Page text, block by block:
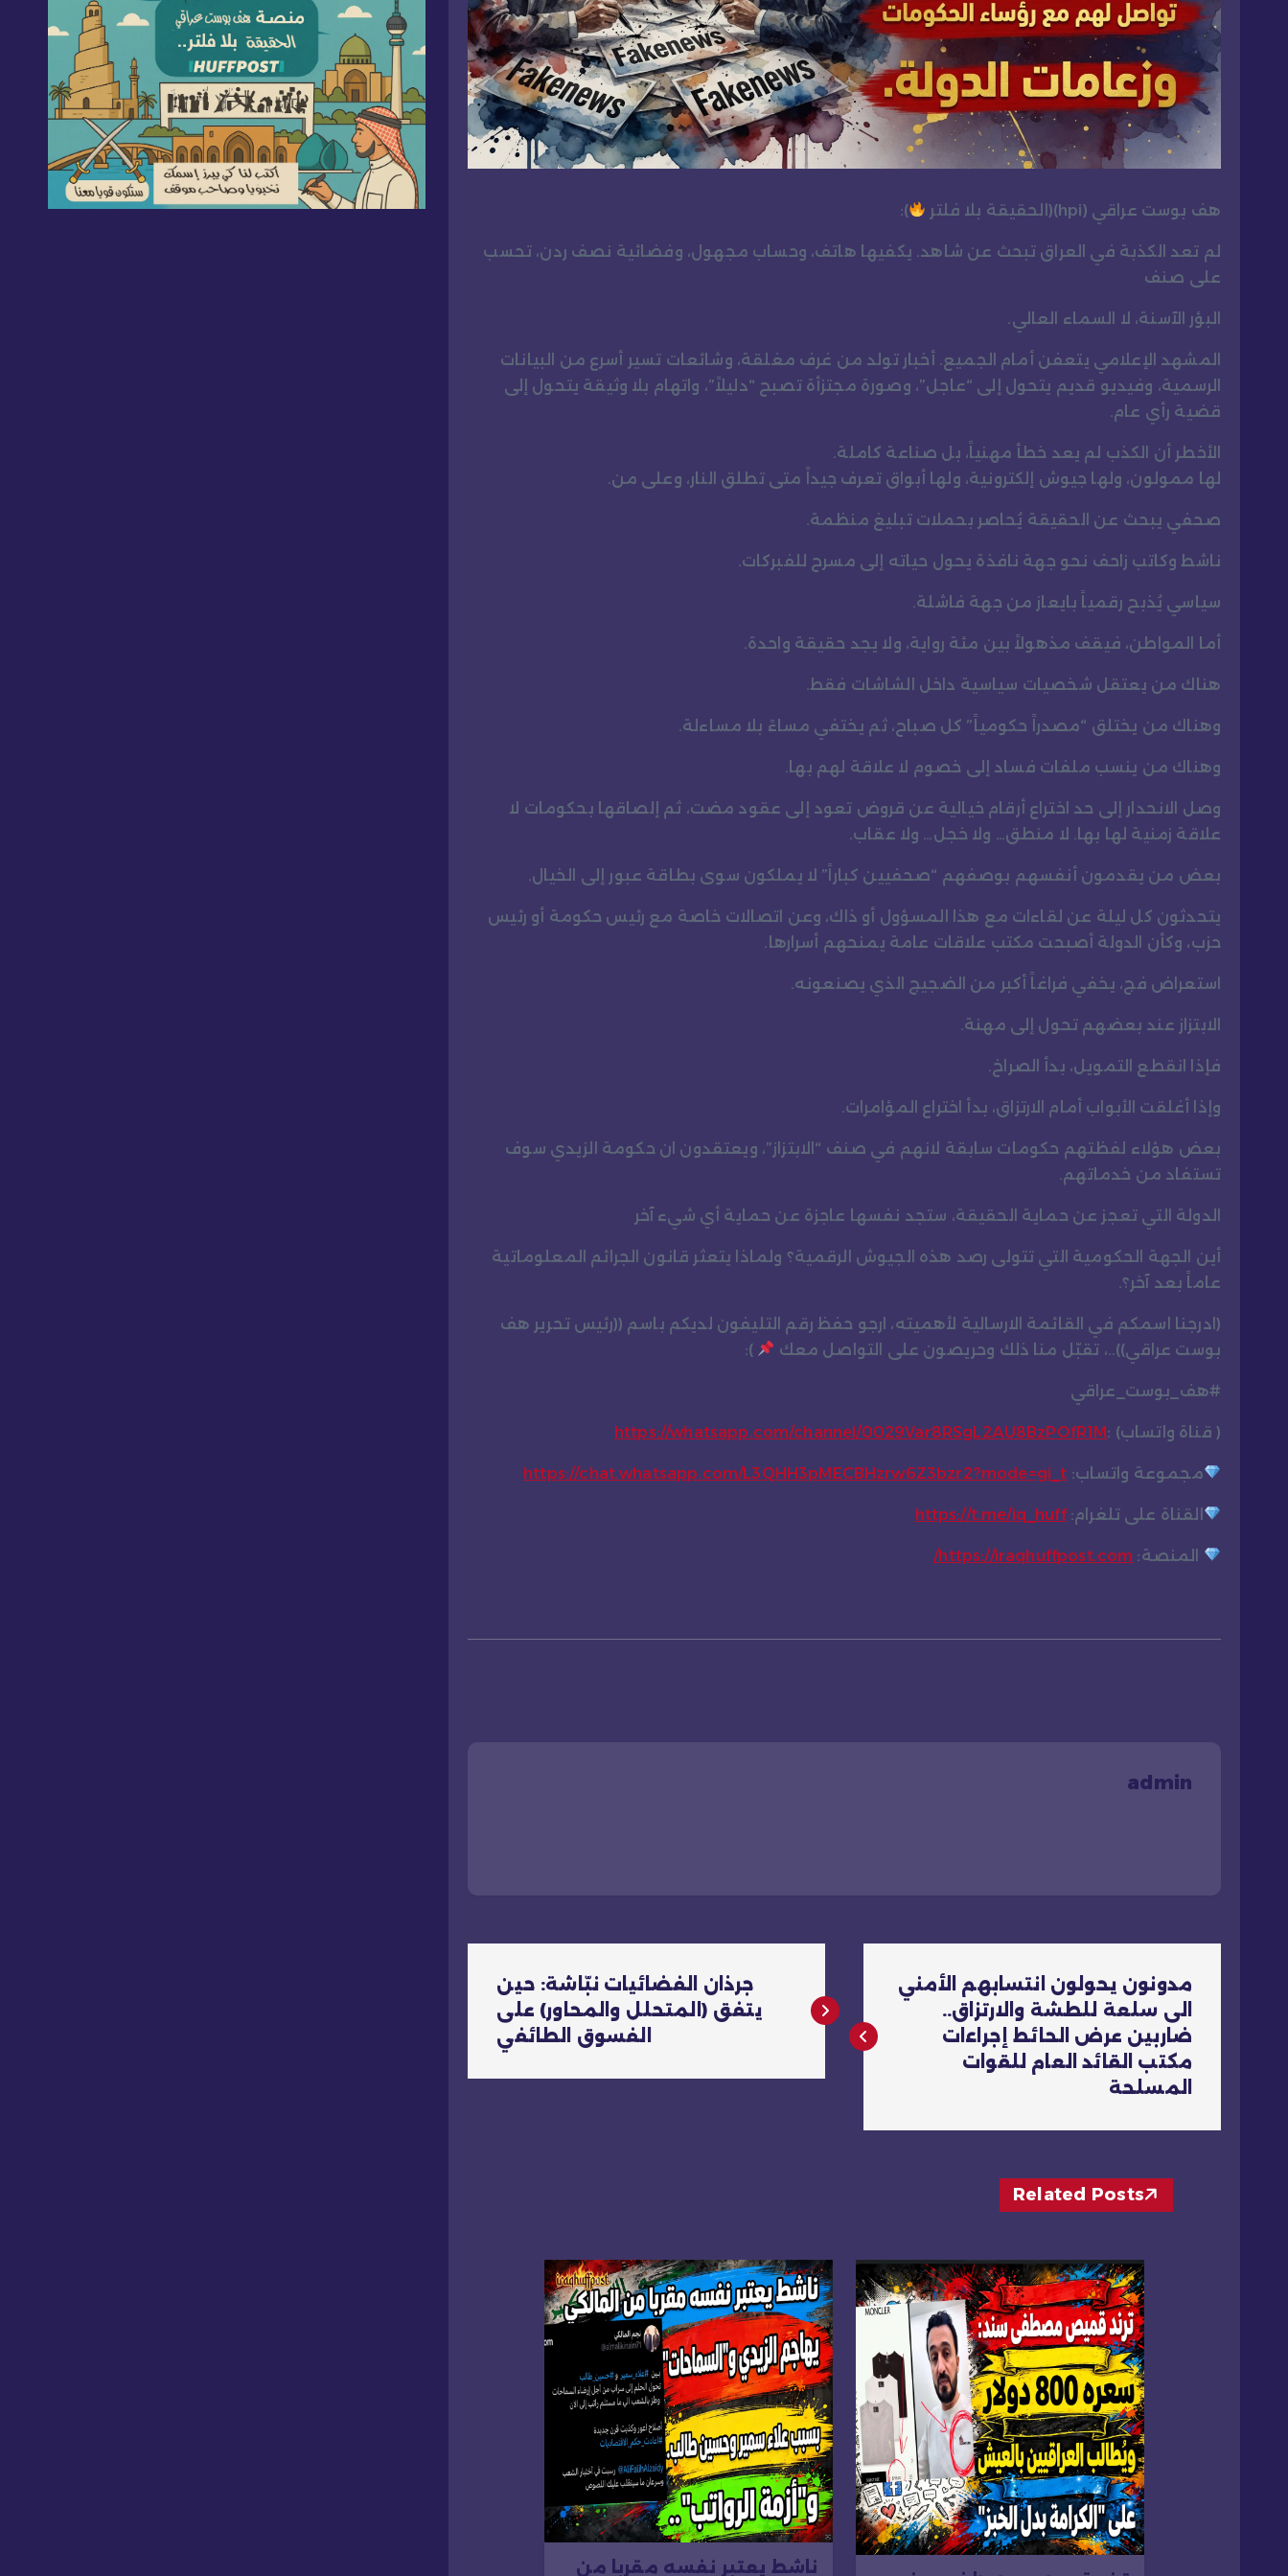
هف بوست عراقي (hpi)(الحقيقة بلا فلتر ):
لم تعد الكذبة في العراق تبحث عن شاهد. يكفيها هاتف، وحساب مجهول، وفضائية نصف ردن، تحسب
على صنف
البؤر الآسنة، لا السماء العالي.
المشهد الإعلامي يتعفن أمام الجميع. أخبار تولد من غرف مغلقة، وشائعات تسير أسرع من البيانات
الرسمية، وفيديو قديم يتحول إلى “عاجل”، وصورة مجتزأة تصبح “دليلاً”، واتهام بلا وثيقة يتحول إلى
قضية رأي عام.
الأخطر أن الكذب لم يعد خطأ مهنياً، بل صناعة كاملة.
لها ممولون، ولها جيوش إلكترونية، ولها أبواق تعرف جيداً متى تطلق النار، وعلى من.
صحفي يبحث عن الحقيقة يُحاصر بحملات تبليغ منظمة.
ناشط وكاتب زاحف نحو جهة نافذة يحول حياته إلى مسرح للفبركات.
سياسي يُذبح رقمياً بايعاز من جهة فاشلة.
أما المواطن، فيقف مذهولاً بين مئة رواية، ولا يجد حقيقة واحدة.
هناك من يعتقل شخصيات سياسية داخل الشاشات فقط.
وهناك من يختلق “مصدراً حكومياً” كل صباح، ثم يختفي مساءً بلا مساءلة.
وهناك من ينسب ملفات فساد إلى خصوم لا علاقة لهم بها.
وصل الانحدار إلى حد اختراع أرقام خيالية عن قروض تعود إلى عقود مضت، ثم إلصاقها بحكومات لا
علاقة زمنية لها بها. لا منطق… ولا خجل… ولا عقاب.
بعض من يقدمون أنفسهم بوصفهم “صحفيين كباراً” لا يملكون سوى بطاقة عبور إلى الخيال.
يتحدثون كل ليلة عن لقاءات مع هذا المسؤول أو ذاك، وعن اتصالات خاصة مع رئيس حكومة أو رئيس
حزب، وكأن الدولة أصبحت مكتب علاقات عامة يمنحهم أسرارها.
استعراض فج، يخفي فراغاً أكبر من الضجيج الذي يصنعونه.
الابتزاز عند بعضهم تحول إلى مهنة.
فإذا انقطع التمويل، بدأ الصراخ.
وإذا أغلقت الأبواب أمام الارتزاق، بدأ اختراع المؤامرات.
بعض هؤلاء لفظتهم حكومات سابقة لانهم في صنف “الابتزاز”، ويعتقدون ان حكومة الزيدي سوف
تستفاد من خدماتهم.
الدولة التي تعجز عن حماية الحقيقة، ستجد نفسها عاجزة عن حماية أي شيء آخر
أين الجهة الحكومية التي تتولى رصد هذه الجيوش الرقمية؟ ولماذا يتعثر قانون الجرائم المعلوماتية
عاماً بعد آخر؟.
(ادرجنا اسمكم في القائمة الارسالية لأهميته، ارجو حفظ رقم التليفون لديكم باسم ((رئيس تحرير هف
بوست عراقي))..، تقبّل منا ذلك وحريصون على التواصل معك
):
#هف_بوست_عراقي
( قناة واتساب) :https://whatsapp.com/channel/0029Var8RSgL2AU8BzPOfR1M
مجموعة واتساب: https://chat.whatsapp.com/L3QHH3pMECBHzrw6Z3bzr2?mode=gi_t
القناة على تلغرام:https://t.me/iq_huff
المنصة: https://iraqhuffpost.com/
admin
ص
فّ
ح
مدونون يحولون انتسابهم الأمني
الى سلعة للطشة والارتزاق..
ضاربين عرض الحائط إجراءات
مكتب القائد العام للقوات
المسلحة
جرذان الفضائيات نبّاشة: حين
يتفق (المتحلل والمحاور) على
الفسوق الطائفي
Related Posts
ناشط يعتبر نفسه مقربا من